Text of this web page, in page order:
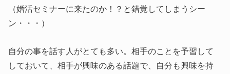
（婚活セミナーに来たのか！？と錯覚してしまうシー
ン・・・）
自分の事を話す人がとても多い。相手のことを予習して
しておいて、相手が興味のある話題で、自分も興味を持